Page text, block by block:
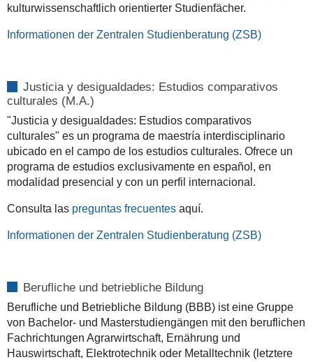
kulturwissenschaftlich orientierter Studienfächer.
Informationen der Zentralen Studienberatung (ZSB)
Justicia y desigualdades: Estudios comparativos
culturales (M.A.)
"Justicia y desigualdades: Estudios comparativos
culturales" es un programa de maestría interdisciplinario
ubicado en el campo de los estudios culturales. Ofrece un
programa de estudios exclusivamente en español, en
modalidad presencial y con un perfil internacional.
Consulta las preguntas frecuentesaquí.
Informationen der Zentralen Studienberatung (ZSB)
Berufliche und betriebliche Bildung
Berufliche und Betriebliche Bildung (BBB) ist eine Gruppe
von Bachelor- und Masterstudiengängen mit den beruflichen
Fachrichtungen Agrarwirtschaft, Ernährung und
Hauswirtschaft, Elektrotechnik oder Metalltechnik (letztere